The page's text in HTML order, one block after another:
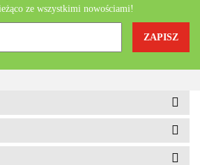
ze wszystkimi nowościami!